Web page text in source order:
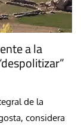
a la
de la
considera